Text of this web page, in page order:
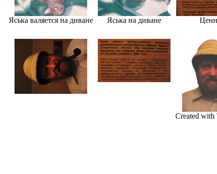
Яська валяется на диване Яська на диване
Created